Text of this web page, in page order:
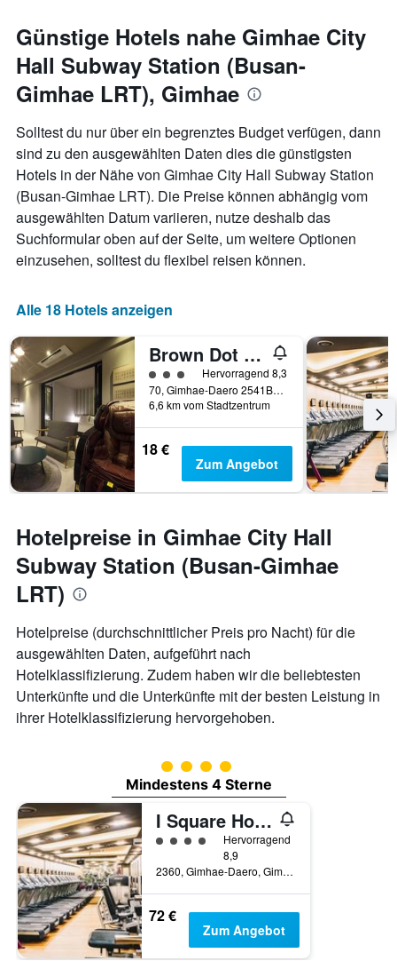
Günstige Hotels nahe Gimhae City
Hall Subway Station (Busan-
Gimhae LRT), Gimhae
Solltest du nur über ein begrenztes Budget verfügen, dann
sind zu den ausgewählten Daten dies die günstigsten
Hotels in der Nähe von Gimhae City Hall Subway Station
(Busan-Gimhae LRT). Die Preise können abhängig vom
ausgewählten Datum variieren, nutze deshalb das
Suchformular oben auf der Seite, um weitere Optionen
einzusehen, solltest du flexibel reisen können.
Alle 18 Hotels anzeigen
Brown Dot Hotel Gimhaeeobang
Bewertungskategorie 3
Hervorragend 8,3
70, Gimhae-Daero 2541Beon-Gil, Gimhae, Südkorea
6,6 km vom Stadtzentrum
18 €
Zum Angebot
Hotelpreise in Gimhae City Hall
Subway Station (Busan-Gimhae
LRT)
Hotelpreise (durchschnittlicher Preis pro Nacht) für die
ausgewählten Daten, aufgeführt nach
Hotelklassifizierung. Zudem haben wir die beliebtesten
Unterkünfte und die Unterkünfte mit der besten Leistung in
ihrer Hotelklassifizierung hervorgehoben.
Bewertungskategorie 4
Mindestens 4 Sterne
I Square Hotel
Bewertungskategorie 4
Hervorragend
8,9
2360, Gimhae-Daero, Gimhae, Südkorea
72 €
Zum Angebot